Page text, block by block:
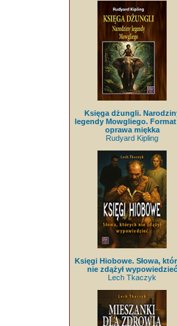
Księga dżungli.
legendy Mowgliego. Format
oprawa miękka
Rudyard Kipling
Księgi Hiobowe. Słowa,
nie zdążył wypowiedzieć
Lech Tkaczyk